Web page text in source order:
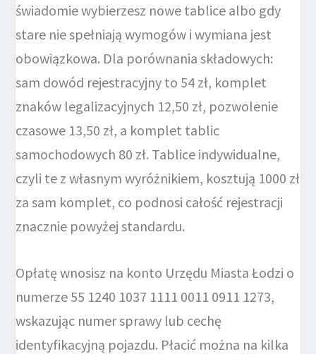
świadomie wybierzesz nowe tablice albo gdy
stare nie spełniają wymogów i wymiana jest
obowiązkowa. Dla porównania składowych:
sam dowód rejestracyjny to 54 zł, komplet
znaków legalizacyjnych 12,50 zł, pozwolenie
czasowe 13,50 zł, a komplet tablic
samochodowych 80 zł. Tablice indywidualne,
czyli te z własnym wyróżnikiem, kosztują 1000 zł
za sam komplet, co podnosi całość rejestracji
znacznie powyżej standardu.
Opłatę wnosisz na konto Urzędu Miasta Łodzi o
numerze 55 1240 1037 1111 0011 0911 1273,
wskazując numer sprawy lub cechę
identyfikacyjną pojazdu. Płacić można na kilka